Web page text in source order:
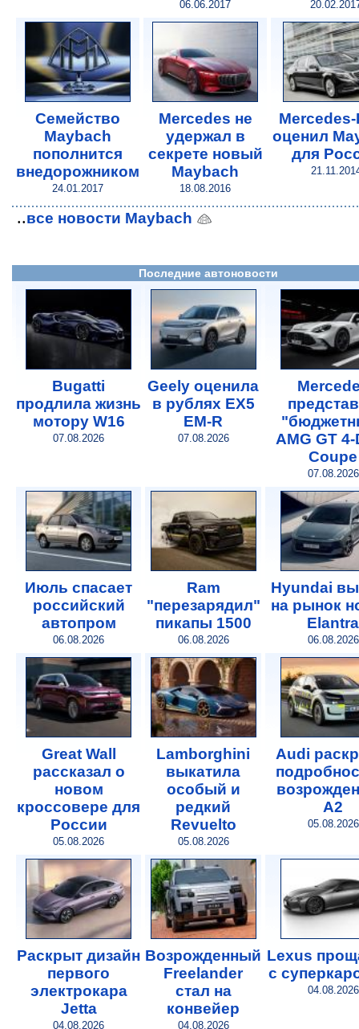
06.06.2017
Семейство
Maybach
пополнится
внедорожником
24.01.2017
Mercedes не
удержал в
секрете новый
Maybach
18.08.2016
оценил
для
..все новости Maybach
Последние автоновости
Bugatti
продлила жизнь
мотору W16
07.08.2026
Geely оценила
в рублях EX5
EM-R
07.08.2026
AMG GT
Coupe
07.08.2026
Июль спасает
российский
автопром
06.08.2026
Ram
"перезарядил"
пикапы 1500
06.08.2026
Hyundai
на рынок
Elantra
06.08.2026
Great Wall
рассказал о
новом
кроссовере для
России
05.08.2026
Lamborghini
выкатила
особый и
редкий
Revuelto
05.08.2026
Audi
A2
05.08.2026
Раскрыт дизайн
первого
электрокара
Jetta
04.08.2026
Возрожденный
Freelander
стал на
конвейер
04.08.2026
Lexus
с
04.08.2026